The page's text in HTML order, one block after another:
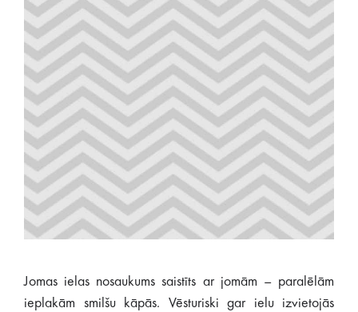
Jomas ielas nosaukums saistīts ar jomām – paralēlām
ieplakām smilšu kāpās. Vēsturiski gar ielu izvietojās